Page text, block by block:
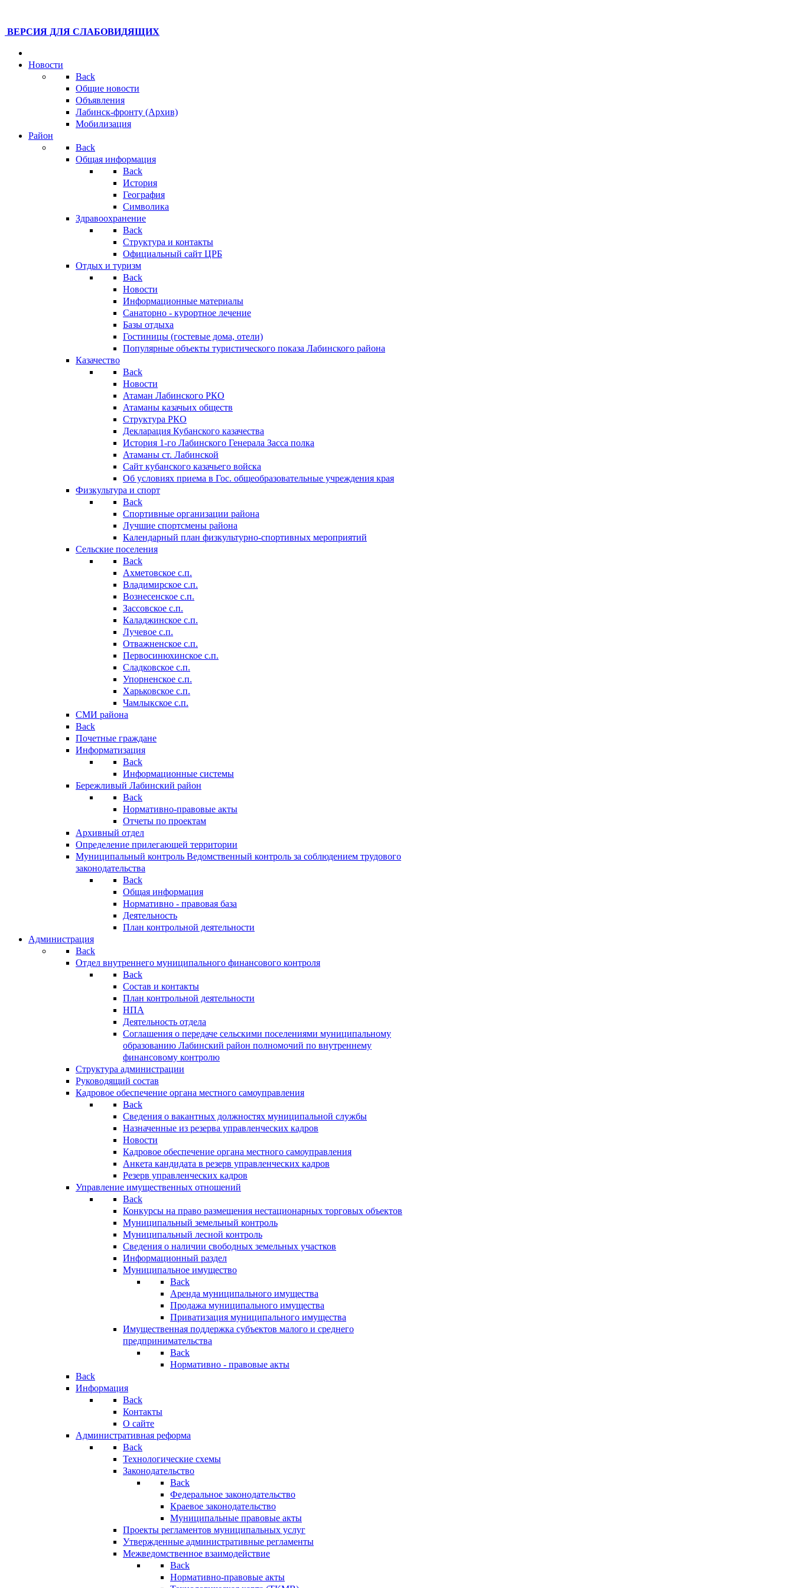
ВЕРСИЯ ДЛЯ СЛАБОВИДЯЩИХ
Новости
Back
Общие новости
Объявления
Лабинск-фронту (Архив)
Мобилизация
Район
Back
Общая информация
Back
История
География
Символика
Здравоохранение
Back
Структура и контакты
Официальный сайт ЦРБ
Отдых и туризм
Back
Новости
Информационные материалы
Санаторно - курортное лечение
Базы отдыха
Гостиницы (гостевые дома, отели)
Популярные объекты туристического показа Лабинского района
Казачество
Back
Новости
Атаман Лабинского РКО
Атаманы казачьих обществ
Структура РКО
Декларация Кубанского казачества
История 1-го Лабинского Генерала Засса полка
Атаманы ст. Лабинской
Cайт кубанского казачьего войска
Об условиях приема в Гос. общеобразовательные учреждения края
Физкультура и спорт
Back
Спортивные организации района
Лучшие спортсмены района
Календарный план физкультурно-спортивных мероприятий
Сельские поселения
Back
Ахметовское с.п.
Владимирское с.п.
Вознесенское с.п.
Зассовское с.п.
Каладжинское с.п.
Лучевое с.п.
Отважненское с.п.
Первосинюхинское с.п.
Сладковское с.п.
Упорненское с.п.
Харьковское с.п.
Чамлыкское с.п.
СМИ района
Back
Почетные граждане
Информатизация
Back
Информационные системы
Бережливый Лабинский район
Back
Нормативно-правовые акты
Отчеты по проектам
Архивный отдел
Определение прилегающей территории
Муниципальный контроль Ведомственный контроль за соблюдением трудового
законодательства
Back
Общая информация
Нормативно - правовая база
Деятельность
План контрольной деятельности
Администрация
Back
Отдел внутреннего муниципального финансового контроля
Back
Состав и контакты
План контрольной деятельности
НПА
Деятельность отдела
Соглашения о передаче сельскими поселениями муниципальному
образованию Лабинский район полномочий по внутреннему
финансовому контролю
Структура администрации
Руководящий состав
Кадровое обеспечение органа местного самоуправления
Back
Сведения о вакантных должностях муниципальной службы
Назначенные из резерва управленческих кадров
Новости
Кадровое обеспечение органа местного самоуправления
Анкета кандидата в резерв управленческих кадров
Резерв управленческих кадров
Управление имущественных отношений
Back
Конкурсы на право размещения нестационарных торговых объектов
Муниципальный земельный контроль
Муниципальный лесной контроль
Сведения о наличии свободных земельных участков
Информационный раздел
Муниципальное имущество
Back
Аренда муниципального имущества
Продажа муниципального имущества
Приватизация муниципального имущества
Имущественная поддержка субъектов малого и среднего
предпринимательства
Back
Нормативно - правовые акты
Back
Информация
Back
Контакты
О сайте
Административная реформа
Back
Технологические схемы
Законодательство
Back
Федеральное законодательство
Краевое законодательство
Муниципальные правовые акты
Проекты регламентов муниципальных услуг
Утвержденные административные регламенты
Межведомственное взаимодействие
Back
Нормативно-правовые акты